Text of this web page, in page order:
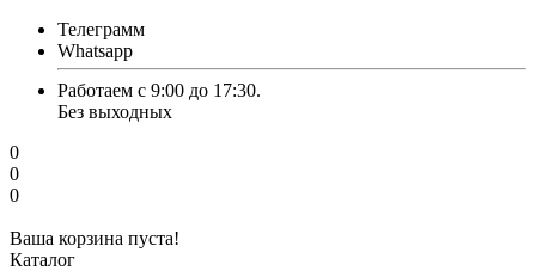
Телеграмм
Whatsapp
Работаем с 9:00 до 17:30.
Без выходных
0
0
0
Ваша корзина пуста!
Каталог